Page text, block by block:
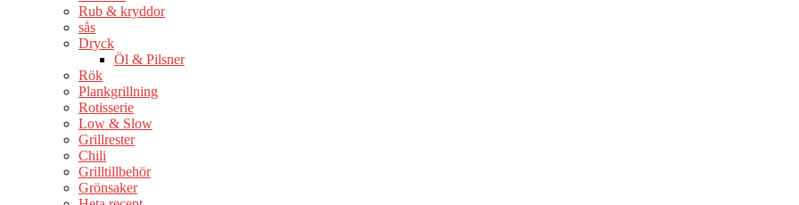
Rub & kryddor
sås
Dryck
Öl & Pilsner
Rök
Plankgrillning
Rotisserie
Low & Slow
Grillrester
Chili
Grilltillbehör
Grönsaker